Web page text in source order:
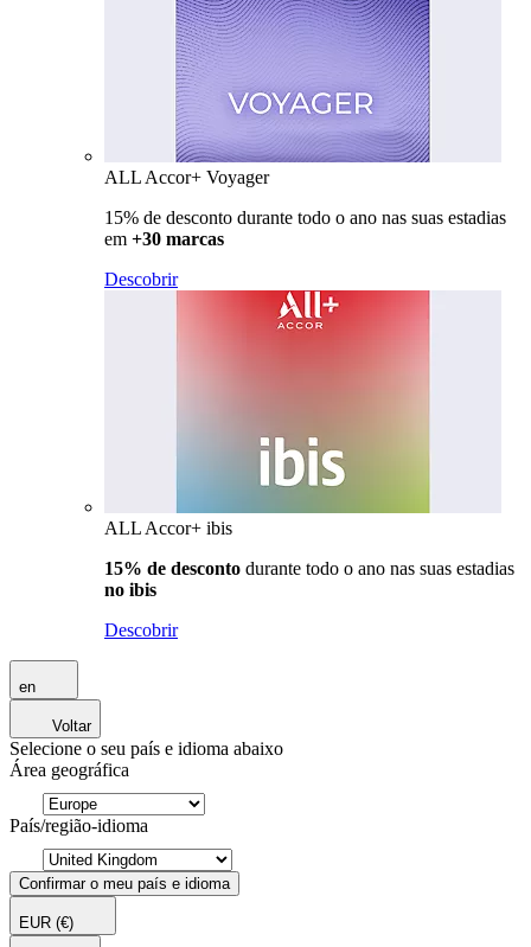
ALL Accor+ Voyager
15% de desconto durante todo o ano nas suas estadias
em +30 marcas
Descobrir
ALL Accor+ ibis
15% de desconto durante todo o ano nas suas estadias
no ibis
Descobrir
en
Voltar
Selecione o seu país e idioma abaixo
Área geográfica
País/região-idioma
Confirmar o meu país e idioma
EUR (€)